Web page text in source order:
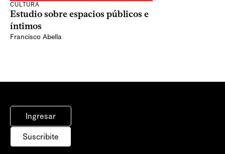
CULTURA
Estudio sobre espacios públicos e
íntimos
Francisco Abella
Ingresar
Suscribite